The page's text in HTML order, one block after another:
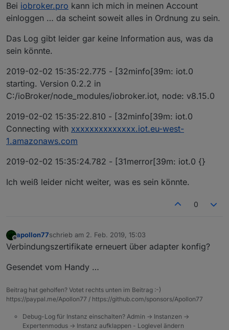
Bei iobroker.pro kann ich mich in meinen Account
einloggen … da scheint soweit alles in Ordnung zu sein.
Das Log gibt leider gar keine Information aus, was da
sein könnte.
2019-02-02 15:35:22.775 - [32minfo[39m: iot.0
starting. Version 0.2.2 in
C:/ioBroker/node_modules/iobroker.iot, node: v8.15.0
2019-02-02 15:35:22.810 - [32minfo[39m: iot.0
Connecting with xxxxxxxxxxxxxx.iot.eu-west-
1.amazonaws.com
2019-02-02 15:35:24.782 - [31merror[39m: iot.0 {}
Ich weiß leider nicht weiter, was es sein könnte.
0
Offline
apollon77schrieb am 2. Feb. 2019, 15:03
zuletzt editiert von
Verbindungszertifikate erneuert über adapter konfig?
Gesendet vom Handy …
Beitrag hat geholfen? Votet rechts unten im Beitrag :-)
https://paypal.me/Apollon77 / https://github.com/sponsors/Apollon77
Debug-Log für Instanz einschalten? Admin -> Instanzen ->
Expertenmodus -> Instanz aufklappen - Loglevel ändern